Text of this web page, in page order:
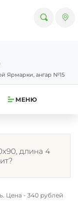
Ярмарки, ангар №15
МЕНЮ
длина 4
Цена - 340 рублей